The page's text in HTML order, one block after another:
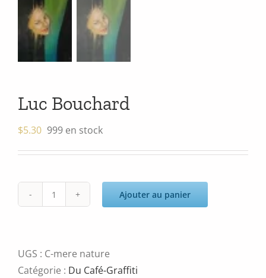
Luc Bouchard
$5.30 999 en stock
quantité
Bouchard
Ajouter au panier
UGS : C-mere nature
Catégorie : Du Café-Graffiti